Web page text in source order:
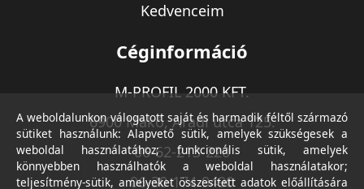
Kedvenceim
Céginformáció
M-PROFIL 2000 KFT.
6900 Makó, Aradi utca 125.
06-62-213-220
06-30-174-9490
A weboldalunkon válogatott saját és harmadik féltől származó
sütiket használunk: Alapvető sütik, amelyek szükségesek a
weboldal használatához; funkcionális sütik, amelyek
könnyebben használhatók a weboldal használatakor;
teljesítmény-sütik, amelyeket összesített adatok előállítására